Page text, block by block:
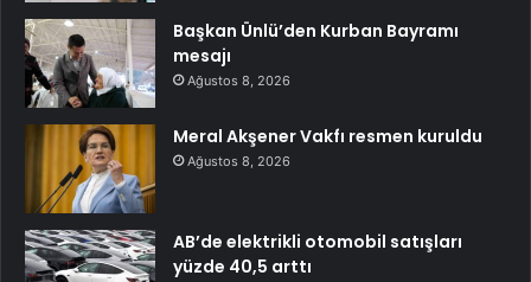
Başkan Ünlü’den Kurban Bayramı
mesajı
Ağustos 8, 2026
Meral Akşener Vakfı resmen kuruldu
Ağustos 8, 2026
AB’de elektrikli otomobil satışları
yüzde 40,5 arttı